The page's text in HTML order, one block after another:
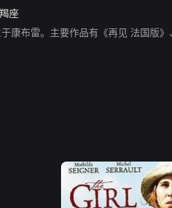
座
康布雷。主要作品有《再见 法国版